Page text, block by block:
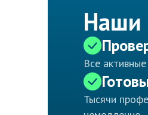
Наши
Все
Тысячи